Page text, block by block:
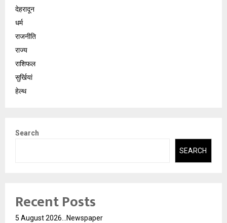
देहरादून
धर्म
राजनीति
राज्य
राशिफल
सुर्खियां
हेल्थ
Search
SEARCH
Recent Posts
5 August 2026…Newspaper